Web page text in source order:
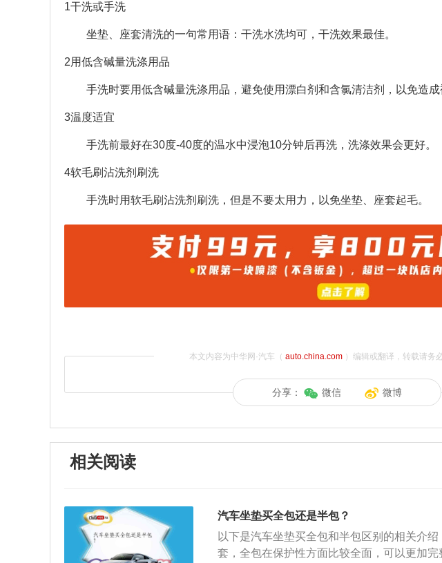
1干洗或手洗
坐垫、座套清洗的一句常用语：干洗水洗均可，干洗效果最佳。
2用低含碱量洗涤用品
手洗时要用低含碱量洗涤用品，避免使用漂白剂和含氯清洁剂，以免造成
3温度适宜
手洗前最好在30度-40度的温水中浸泡10分钟后再洗，洗涤效果会更好。
4软毛刷沾洗剂刷洗
手洗时用软毛刷沾洗剂刷洗，但是不要太用力，以免坐垫、座套起毛。
本文内容为中华网·汽车（ auto.china.com）编辑或翻译，转载请务必
分享： 微信 微博
相关阅读
汽车坐垫买全包还是半包？
以下是汽车坐垫买全包和半包区别的相关介
套，全包在保护性方面比较全面，可以更加